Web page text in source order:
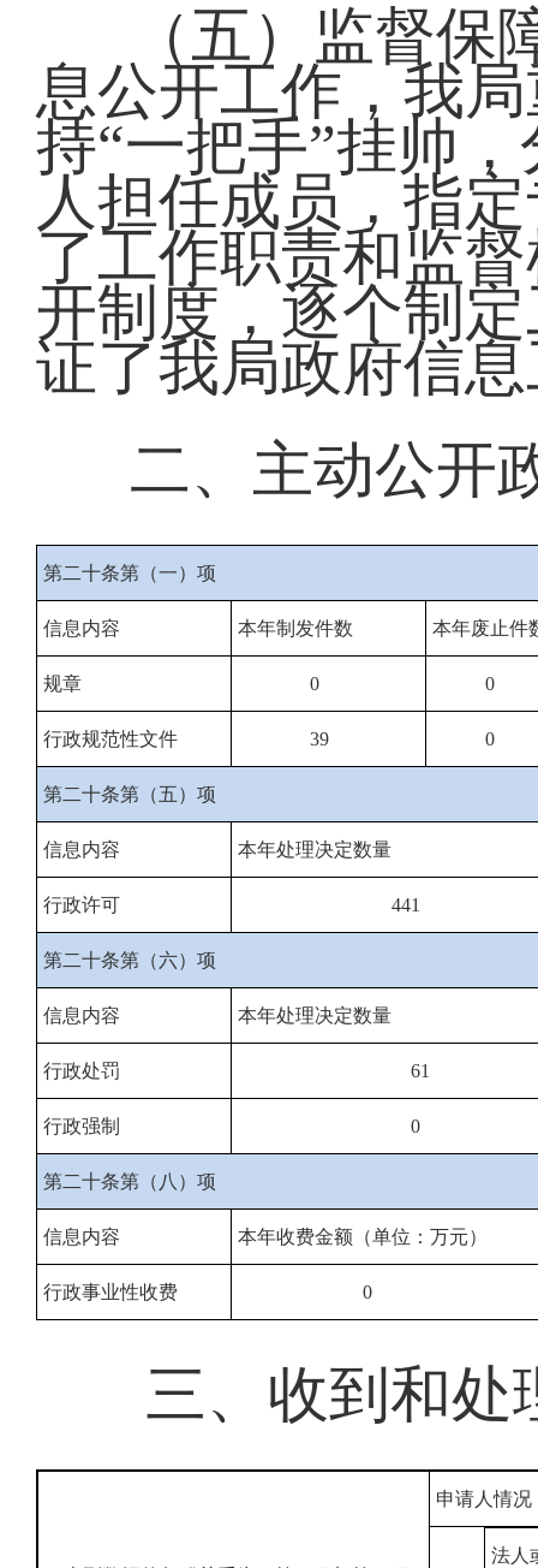
（五）监督
息公开工作，我
持“一把手”挂帅
人担任成员，指
了工作职责和监
开制度，逐个制
证了我局政府信
二、主动公开
第二十条第（一）项
信息内容 本年制发件数 本年废止件
规章 0 0
行政规范性文件 39 0
第二十条第（五）项
信息内容 本年处理决定数量
行政许可 441
第二十条第（六）项
信息内容 本年处理决定数量
行政处罚 61
行政强制 0
第二十条第（八）项
信息内容 本年收费金额（单位：万元）
行政事业性收费 0
三、收到和处
申请人情况
法人